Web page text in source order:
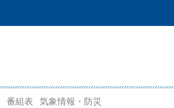
番組表 気象情報・防災